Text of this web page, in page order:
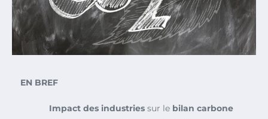
EN BREF
Impact des industries sur le bilan carbone